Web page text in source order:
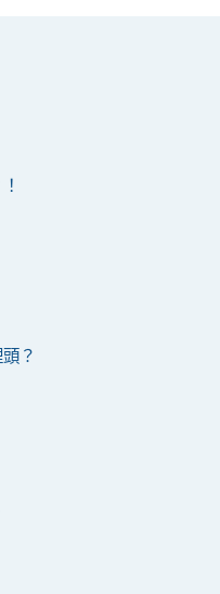
？